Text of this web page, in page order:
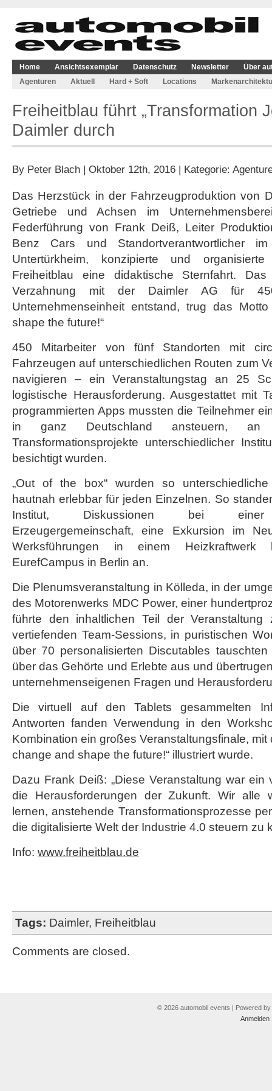
Home Ansichtsexemplar Datenschutz Newsletter
Über
Agenturen
Aktuell Hard + Soft Locations
Freiheitblau führt „Transformation
Daimler durch
By Peter Blach | Oktober 12th, 2016 | Kategorie:
Das Herzstück in der Fahrzeugproduktion von
Getriebe und Achsen im
Federführung von Frank Deiß, Leiter
Benz Cars und Standortverantwortlicher
Untertürkheim, konzipierte und
Freiheitblau eine didaktische Sternfahrt.
Verzahnung mit der Daimler AG für
Unternehmenseinheit entstand, trug das
shape the future!“
450 Mitarbeiter von fünf Standorten mit
Fahrzeugen auf unterschiedlichen Routen zum
navigieren – ein Veranstaltungstag an 25
logistische Herausforderung. Ausgestattet mit
programmierten Apps mussten die Teilnehmer
in ganz Deutschland ansteuern, an
Transformationsprojekte unterschiedlicher
besichtigt wurden.
„Out of the box“ wurden so unterschiedliche
hautnah erlebbar für jeden Einzelnen. So
Institut, Diskussionen bei einer
Erzeugergemeinschaft, eine Exkursion im
Werksführungen in einem Heizkraftwerk
EurefCampus in Berlin an.
Die Plenumsveranstaltung in Kölleda, in der
des Motorenwerks MDC Power, einer
führte den inhaltlichen Teil der Veranstaltung
vertiefenden Team-Sessions, in puristischen
über 70 personalisierten Discutables
über das Gehörte und Erlebte aus und
unternehmenseigenen Fragen und
Die virtuell auf den Tablets gesammelten
Antworten fanden Verwendung in den
Kombination ein großes Veranstaltungsfinale, mit
change and shape the future!“ illustriert wurde.
Dazu Frank Deiß: „Diese Veranstaltung war ein
die Herausforderungen der Zukunft. Wir alle
lernen, anstehende Transformationsprozesse
die digitalisierte Welt der Industrie 4.0 steuern zu
Info: www.freiheitblau.de
Tags: Daimler, Freiheitblau
Comments are closed.
© 2026 automobil events | Powered by
Anmelden|